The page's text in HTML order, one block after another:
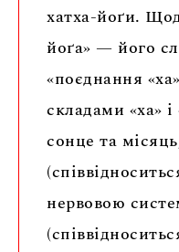
хатха-йоґи.
йоґа» — його
«поєднання
складами «ха» і
сонце та
нервовою